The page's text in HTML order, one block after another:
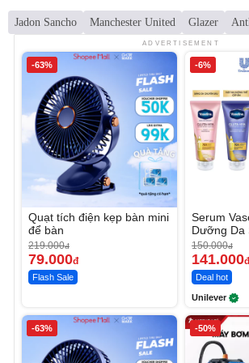
Jadon Sancho Manchester United Glazer
ADVERTISEMENT
-63%
Quạt tích điện kẹp bàn mini
để bàn
219.000đ
79.000đ
Flash Sale
-6%
Serum
Dưỡng Da
Ngày
150.000đ
141.000đ
Deal hot
Unilever
-63% -50%